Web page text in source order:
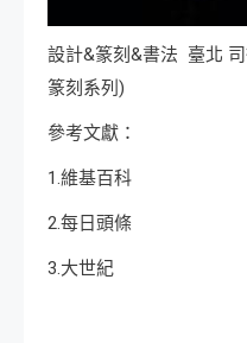
設計&篆刻&書法 臺北
篆刻系列)
參考文獻：
1.維基百科
2.每日頭條
3.大世紀